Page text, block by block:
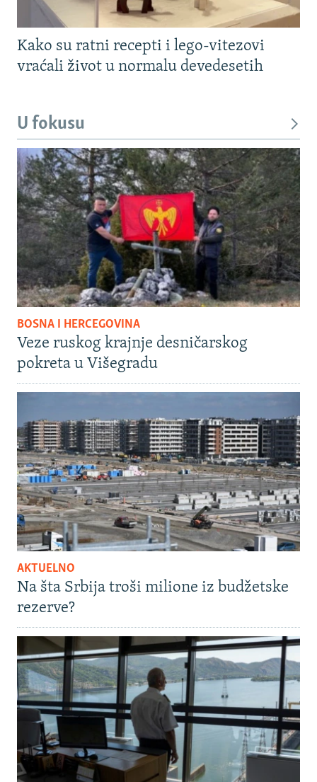
Kako su ratni recepti i lego-vitezovi
vraćali život u normalu devedesetih
U fokusu
BOSNA I HERCEGOVINA
Veze ruskog krajnje desničarskog
pokreta u Višegradu
AKTUELNO
Na šta Srbija troši milione iz budžetske
rezerve?